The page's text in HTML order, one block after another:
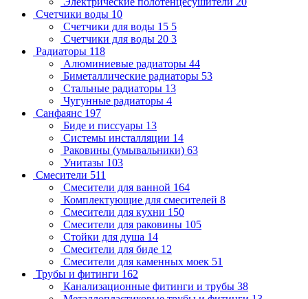
Счетчики воды 10
Счетчики для воды 15 5
Счетчики для воды 20 3
Радиаторы 118
Алюминиевые радиаторы 44
Биметаллические радиаторы 53
Стальные радиаторы 13
Чугунные радиаторы 4
Санфаянс 197
Биде и писсуары 13
Системы инсталляции 14
Раковины (умывальники) 63
Унитазы 103
Смесители 511
Смесители для ванной 164
Комплектующие для смесителей 8
Смесители для кухни 150
Смесители для раковины 105
Стойки для душа 14
Смесители для биде 12
Смесители для каменных моек 51
Трубы и фитинги 162
Канализационные фитинги и трубы 38